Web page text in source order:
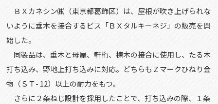
ＢＸカネシン㈱（東京都葛飾区）は、屋根が吹き上げられな
いように垂木を接合するビス「ＢＸタルキーネジ」の販売を開
始した。
同製品は、垂木と母屋、軒桁、棟木の接合に使用し、たる木
打ち込み、野地上打ち込みに対応。どちらもＺマークひねり金
物（ＳＴ- 12）以上の耐力をもつ。
さらに２条ねじ設計を採用したことで、打ち込みの際、１条